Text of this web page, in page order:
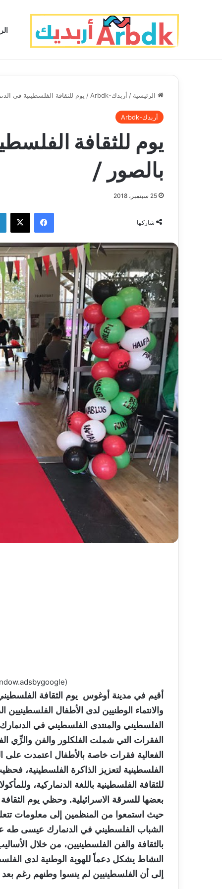
الرئيسية / أربدك-Arbdk / يوم للثقافة الفلسطينية في
أربدك-Arbdk
يوم للثقافة
بالصور /
25 سبتمبر، 2018
شاركها
فيسبوك ‫X
(adsbygoogle = window.adsbygoogle || []).push({});
أقيم في مدينة أوغوس يوم الثقافة
والانتماء الوطنيين لدى الأطفال
الفلسطيني والمنتدى الفلسطيني في
الفقرات التي شملت الفلكلور والفن والزِّي
الفعالية فقرات خاصة بالأطفال اعتمدت على
الفلسطينية لتعزيز الذاكرة الفلسطينية،
للثقافة الفلسطينية باللغة الدنماركية،
بعضها للسرقة الاسرائيلية. وحظي يوم الثقافة
حيث استمعوا من المنظمين إلى معلومات
الشباب الفلسطيني في الدنمارك عيسى طه
بالثقافة والفن الفلسطينيين، من خلال
النشاط يشكل دعماً للهوية الوطنية لدى
إلى أن الفلسطينيين لم ينسوا وطنهم رغم